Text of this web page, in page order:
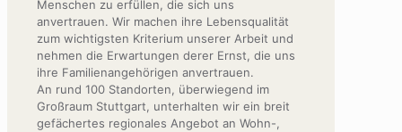
Menschen zu erfüllen, die sich uns
anvertrauen. Wir machen ihre Lebensqualität
zum wichtigsten Kriterium unserer Arbeit und
nehmen die Erwartungen derer Ernst, die uns
ihre Familienangehörigen anvertrauen.
An rund 100 Standorten, überwiegend im
Großraum Stuttgart, unterhalten wir ein breit
gefächertes regionales Angebot an Wohn-,